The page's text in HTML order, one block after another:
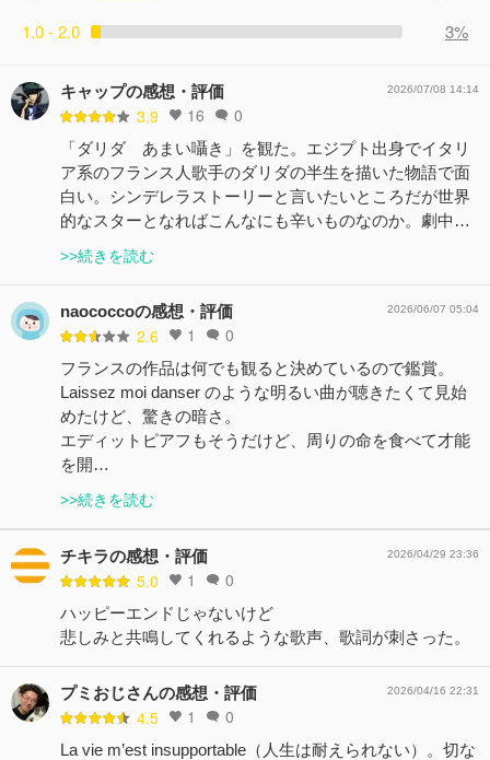
1.0 - 2.0
3%
キャップの感想・評価
3.9 16 0
2026/07/08 14:14
「ダリダ あまい囁き」を観た。エジプト出身でイタリ
ア系のフランス人歌手のダリダの半生を描いた物語で面
白い。シンデレラストーリーと言いたいところだが世界
的なスターとなればこんなにも辛いものなのか。劇中…
>>続きを読む
naococcoの感想・評価
2.6 1 0
2026/06/07 05:04
フランスの作品は何でも観ると決めているので鑑賞。
Laissez moi danser のような明るい曲が聴きたくて見始
めたけど、驚きの暗さ。
エディットピアフもそうだけど、周りの命を食べて才能
を開…
>>続きを読む
チキラの感想・評価
5.0 1 0
2026/04/29 23:36
ハッピーエンドじゃないけど
悲しみと共鳴してくれるような歌声、歌詞が刺さった。
プミおじさんの感想・評価
4.5 1 0
2026/04/16 22:31
La vie m’est insupportable（人生は耐えられない）。切な